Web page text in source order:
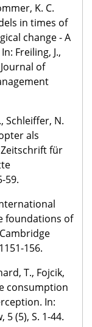
K. C.
in times of
change - A
Freiling, J.,
of
Schleiffer, N.
als
für
59.
foundations of
156.
T., Fojcik,
consumption
In:
5 (5), S. 1-44.